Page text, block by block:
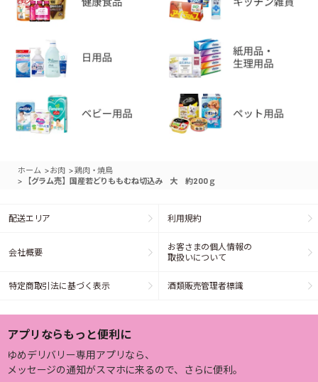
ホーム >お肉 >鶏肉・焼鳥
> 【グラム売】国産若どりももむね切込み 大 約200ｇ
配送エリア 利用規約
会社概要
お客さまの個人情報の
取扱いについて
特定商取引法に基づく表示 酒類販売管理者標識
アプリならもっと便利に
ゆめデリバリー専用アプリなら、
メッセージの通知がスマホに来るので、さらに便利。